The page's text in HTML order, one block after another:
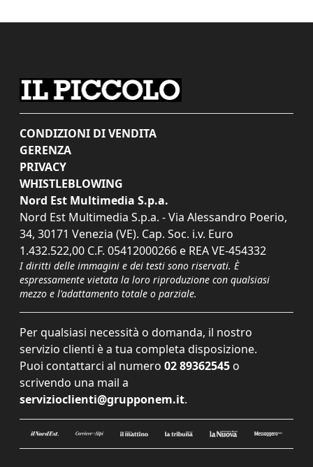
CONDIZIONI DI VENDITA
GERENZA
PRIVACY
WHISTLEBLOWING
Nord Est Multimedia S.p.a.
Nord Est Multimedia S.p.a. - Via Alessandro Poerio,
34, 30171 Venezia (VE). Cap. Soc. i.v. Euro
1.432.522,00 C.F. 05412000266 e REA VE-454332
I diritti delle immagini e dei testi sono riservati. È
espressamente vietata la loro riproduzione con qualsiasi
mezzo e l'adattamento totale o parziale.
Per qualsiasi necessità o domanda, il nostro
servizio clienti è a tua completa disposizione.
Puoi contattarci al numero 02 89362545 o
scrivendo una mail a
servizioclienti@grupponem.it.